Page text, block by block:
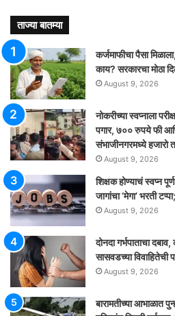
ताज्या बातम्या
कर्जमाफीचा पैसा
काय? सरकारचा मोठा
August 9, 2026
नोकरीच्या स्वप्नाला
पगार, ७०० रुपये फी
संभाजीनगरमध्ये हजारो
August 9, 2026
शिक्षक होण्याचं स्वप्न
जागांचा ‘मेगा’ भरती
August 9, 2026
दोनदा गर्भपाताचा
सासवडच्या विवाहितेची
August 9, 2026
बारामतीच्या आभाळात